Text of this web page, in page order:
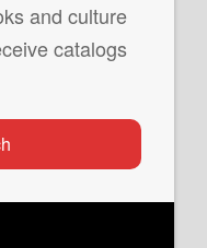
and culture
catalogs